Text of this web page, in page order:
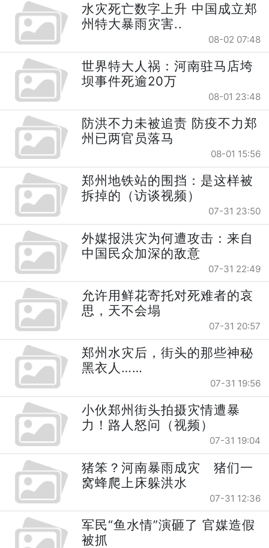
水灾死亡数字上升 中国成立郑
州特大暴雨灾害..
08-02 07:48
世界特大人祸：河南驻马店垮
坝事件死逾20万
08-01 23:48
防洪不力未被追责 防疫不力郑
州已两官员落马
08-01 15:56
郑州地铁站的围挡：是这样被
拆掉的（访谈视频）
07-31 23:50
外媒报洪灾为何遭攻击：来自
中国民众加深的敌意
07-31 22:49
允许用鲜花寄托对死难者的哀
思，天不会塌
07-31 20:57
郑州水灾后，街头的那些神秘
黑衣人……
07-31 19:56
小伙郑州街头拍摄灾情遭暴
力！路人怒问（视频）
07-31 19:04
猪笨？河南暴雨成灾 猪们一
窝蜂爬上床躲洪水
07-31 12:36
军民“鱼水情”演砸了 官媒造假
被抓